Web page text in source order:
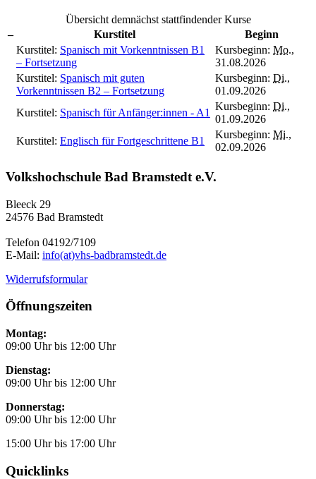
Übersicht demnächst stattfindender Kurse
–
Kurstitel
Beginn
Kurstitel: Spanisch mit Vorkenntnissen B1
– Fortsetzung
Kursbeginn: Mo.,
31.08.2026
Kurstitel: Spanisch mit guten
Vorkenntnissen B2 – Fortsetzung
Kursbeginn: Di.,
01.09.2026
Kurstitel: Spanisch für Anfänger:innen - A1
Kursbeginn: Di.,
01.09.2026
Kurstitel: Englisch für Fortgeschrittene B1
Kursbeginn: Mi.,
02.09.2026
Volkshochschule Bad Bramstedt e.V.
Bleeck 29
24576 Bad Bramstedt
Telefon 04192/7109
E-Mail: info(at)vhs-badbramstedt.de
Widerrufsformular
Öffnungszeiten
Montag:
09:00 Uhr bis 12:00 Uhr
Dienstag:
09:00 Uhr bis 12:00 Uhr
Donnerstag:
09:00 Uhr bis 12:00 Uhr
15:00 Uhr bis 17:00 Uhr
Quicklinks